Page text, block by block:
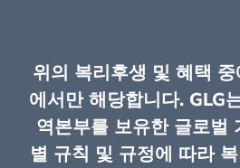
위의 복리후생 및 혜택
에서만 해당합니다. GLG
역본부를 보유한 글로벌
별 규칙 및 규정에 따라